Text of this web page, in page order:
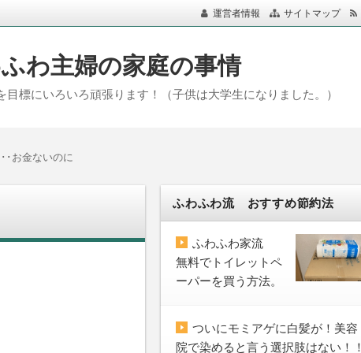
運営者情報 サイトマップ
わ主婦の家庭の事情
標にいろいろ頑張ります！（子供は大学生になりました。）
･お金ないのに
ふわふわ流 おすすめ節約法
ふわふわ家流
無料でトイレットペ
ーパーを買う方法。
ついにモミアゲに白髪が！美容
院で染めると言う選択肢はない！！